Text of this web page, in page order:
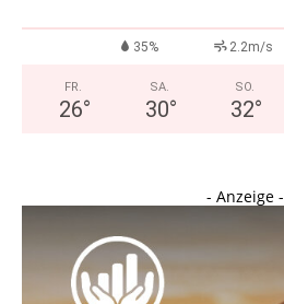
35% 2.2m/s
FR.
26°
SA.
30°
SO.
32°
- Anzeige -